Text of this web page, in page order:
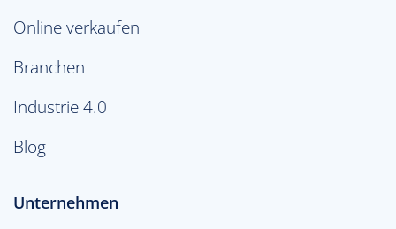
Online verkaufen
Branchen
Industrie 4.0
Blog
Unternehmen